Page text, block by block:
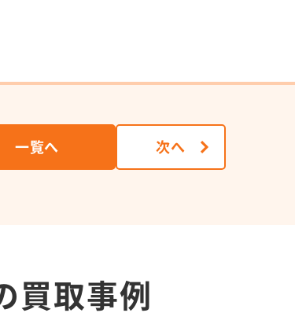
一覧へ 次へ
買取事例